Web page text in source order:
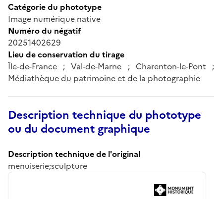
Catégorie du phototype
Image numérique native
Numéro du négatif
20251402629
Lieu de conservation du tirage
Île-de-France ; Val-de-Marne ; Charenton-le-Pont ;
Médiathèque du patrimoine et de la photographie
Description technique du phototype
ou du document graphique
Description technique de l'original
menuiserie;sculpture